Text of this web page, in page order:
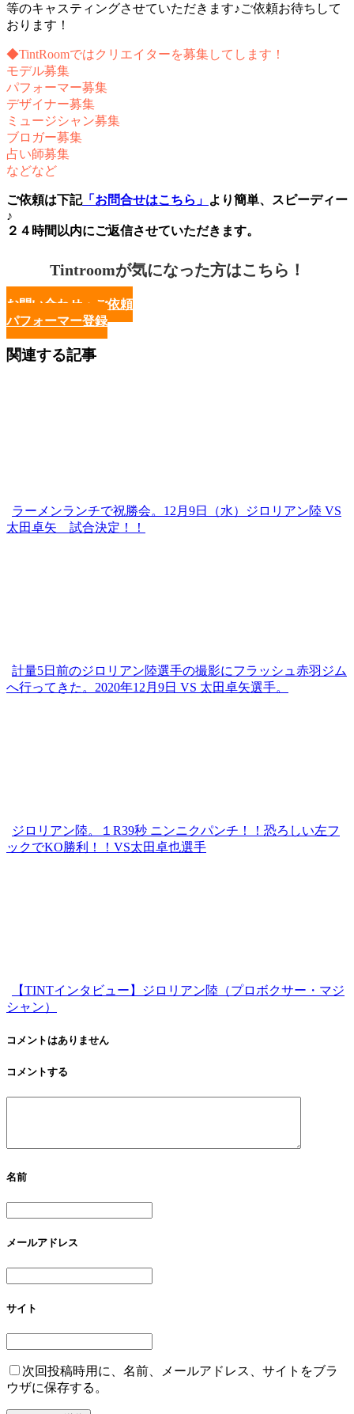
等のキャスティングさせていただきます♪ご依頼お待ちして
おります！
◆TintRoomではクリエイターを募集してします！
モデル募集
パフォーマー募集
デザイナー募集
ミュージシャン募集
ブロガー募集
占い師募集
などなど
ご依頼は下記「お問合せはこちら」 より簡単、スピーディー
♪
２４時間以内にご返信させていただきます。
Tintroomが気になった方はこちら！
お問い合わせ・ご依頼
パフォーマー登録
関連する記事
ラーメンランチで祝勝会。12月9日（水）ジロリアン陸 VS
太田卓矢 試合決定！！
計量5日前のジロリアン陸選手の撮影にフラッシュ赤羽ジム
へ行ってきた。2020年12月9日 VS 太田卓矢選手。
ジロリアン陸。１R39秒 ニンニクパンチ！！恐ろしい左フ
ックでKO勝利！！VS太田卓也選手
【TINTインタビュー】ジロリアン陸（プロボクサー・マジ
シャン）
コメントはありません
コメントする
名前
メールアドレス
サイト
次回投稿時用に、名前、メールアドレス、サイトをブラ
ウザに保存する。